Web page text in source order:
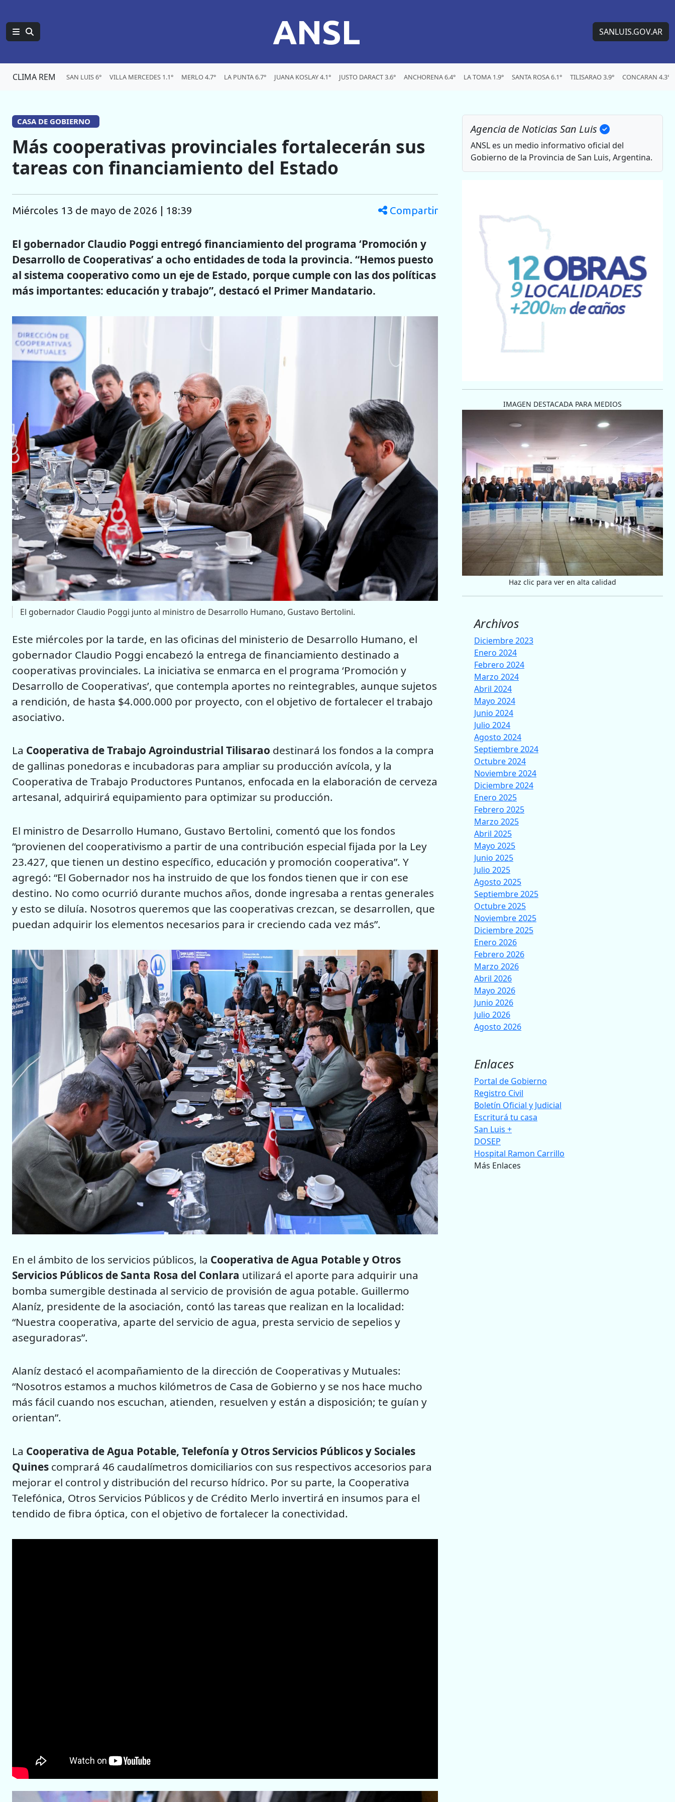
ANSL SANLUIS.GOV.AR
CLIMA REM SAN LUIS 6° VILLA MERCEDES 1.1° MERLO 4.7° LA PUNTA 6.7° JUANA KOSLAY 4.1° JUSTO DARACT 3.6° ANCHORENA 6.4° LA TOMA 1.9° SANTA ROSA 6.1° TILISARAO 3.9° CONCARAN 4.3°
CASA DE GOBIERNO
Más cooperativas provinciales fortalecerán sus
tareas con financiamiento del Estado
miércoles 13 de mayo de 2026 | 18:39 Compartir
El gobernador Claudio Poggi entregó financiamiento del programa ‘Promoción y
Desarrollo de Cooperativas’ a ocho entidades de toda la provincia. “Hemos puesto
al sistema cooperativo como un eje de Estado, porque cumple con las dos políticas
más importantes: educación y trabajo”, destacó el Primer Mandatario.
El gobernador Claudio Poggi junto al ministro de Desarrollo Humano, Gustavo Bertolini.
Este miércoles por la tarde, en las oficinas del ministerio de Desarrollo Humano, el
gobernador Claudio Poggi encabezó la entrega de financiamiento destinado a
cooperativas provinciales. La iniciativa se enmarca en el programa ‘Promoción y
Desarrollo de Cooperativas’, que contempla aportes no reintegrables, aunque sujetos
a rendición, de hasta $4.000.000 por proyecto, con el objetivo de fortalecer el trabajo
asociativo.
La Cooperativa de Trabajo Agroindustrial Tilisarao destinará los fondos a la compra
de gallinas ponedoras e incubadoras para ampliar su producción avícola, y la
Cooperativa de Trabajo Productores Puntanos, enfocada en la elaboración de cerveza
artesanal, adquirirá equipamiento para optimizar su producción.
El ministro de Desarrollo Humano, Gustavo Bertolini, comentó que los fondos
“provienen del cooperativismo a partir de una contribución especial fijada por la Ley
23.427, que tienen un destino específico, educación y promoción cooperativa”. Y
agregó: “El Gobernador nos ha instruido de que los fondos tienen que ir con ese
destino. No como ocurrió durante muchos años, donde ingresaba a rentas generales
y esto se diluía. Nosotros queremos que las cooperativas crezcan, se desarrollen, que
puedan adquirir los elementos necesarios para ir creciendo cada vez más”.
En el ámbito de los servicios públicos, la Cooperativa de Agua Potable y Otros
Servicios Públicos de Santa Rosa del Conlara utilizará el aporte para adquirir una
bomba sumergible destinada al servicio de provisión de agua potable. Guillermo
Alaníz, presidente de la asociación, contó las tareas que realizan en la localidad:
“Nuestra cooperativa, aparte del servicio de agua, presta servicio de sepelios y
aseguradoras”.
Alaníz destacó el acompañamiento de la dirección de Cooperativas y Mutuales:
“Nosotros estamos a muchos kilómetros de Casa de Gobierno y se nos hace mucho
más fácil cuando nos escuchan, atienden, resuelven y están a disposición; te guían y
orientan”.
La Cooperativa de Agua Potable, Telefonía y Otros Servicios Públicos y Sociales
Quines comprará 46 caudalímetros domiciliarios con sus respectivos accesorios para
mejorar el control y distribución del recurso hídrico. Por su parte, la Cooperativa
Telefónica, Otros Servicios Públicos y de Crédito Merlo invertirá en insumos para el
tendido de fibra óptica, con el objetivo de fortalecer la conectividad.
Agencia de Noticias San Luis
ANSL es un medio informativo oficial del
Gobierno de la Provincia de San Luis, Argentina.
IMAGEN DESTACADA PARA MEDIOS
Haz clic para ver en alta calidad
Archivos
Diciembre 2023
Enero 2024
Febrero 2024
Marzo 2024
Abril 2024
Mayo 2024
Junio 2024
Julio 2024
Agosto 2024
Septiembre 2024
Octubre 2024
Noviembre 2024
Diciembre 2024
Enero 2025
Febrero 2025
Marzo 2025
Abril 2025
Mayo 2025
Junio 2025
Julio 2025
Agosto 2025
Septiembre 2025
Octubre 2025
Noviembre 2025
Diciembre 2025
Enero 2026
Febrero 2026
Marzo 2026
Abril 2026
Mayo 2026
Junio 2026
Julio 2026
Agosto 2026
Enlaces
Portal de Gobierno
Registro Civil
Boletín Oficial y Judicial
Escriturá tu casa
San Luis +
DOSEP
Hospital Ramon Carrillo
Más Enlaces